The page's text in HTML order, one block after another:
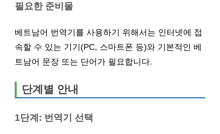
필요한 준비물
베트남어 번역기를 사용하기 위해서는 인터넷에 접
속할 수 있는 기기(PC, 스마트폰 등)와 기본적인 베
트남어 문장 또는 단어가 필요합니다.
단계별 안내
1단계: 번역기 선택